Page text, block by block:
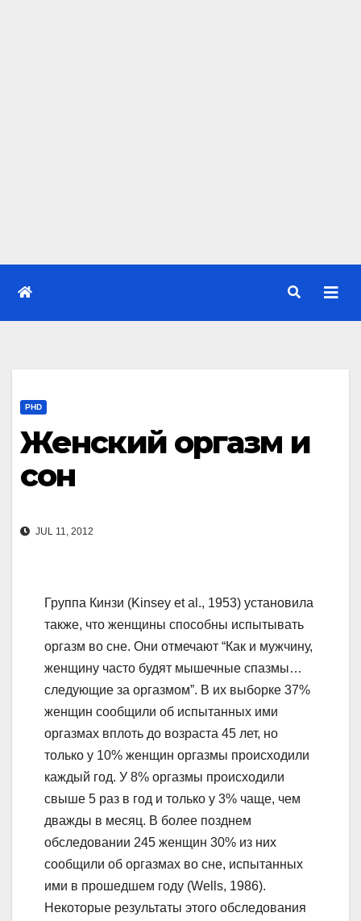
PHD
Женский оргазм и
сон
JUL 11, 2012
Группа Кинзи (Kinsey et al., 1953) установила
также, что женщины способны испытывать
оргазм во сне. Они отмечают “Как и мужчину,
женщину часто будят мышечные спазмы…
следующие за оргазмом”. В их выборке 37%
женщин сообщили об испытанных ими
оргазмах вплоть до возраста 45 лет, но
только у 10% женщин оргазмы происходили
каждый год. У 8% оргазмы происходили
свыше 5 раз в год и только у 3% чаще, чем
дважды в месяц. В более позднем
обследовании 245 женщин 30% из них
сообщили об оргазмах во сне, испытанных
ими в прошедшем году (Wells, 1986).
Некоторые результаты этого обследования